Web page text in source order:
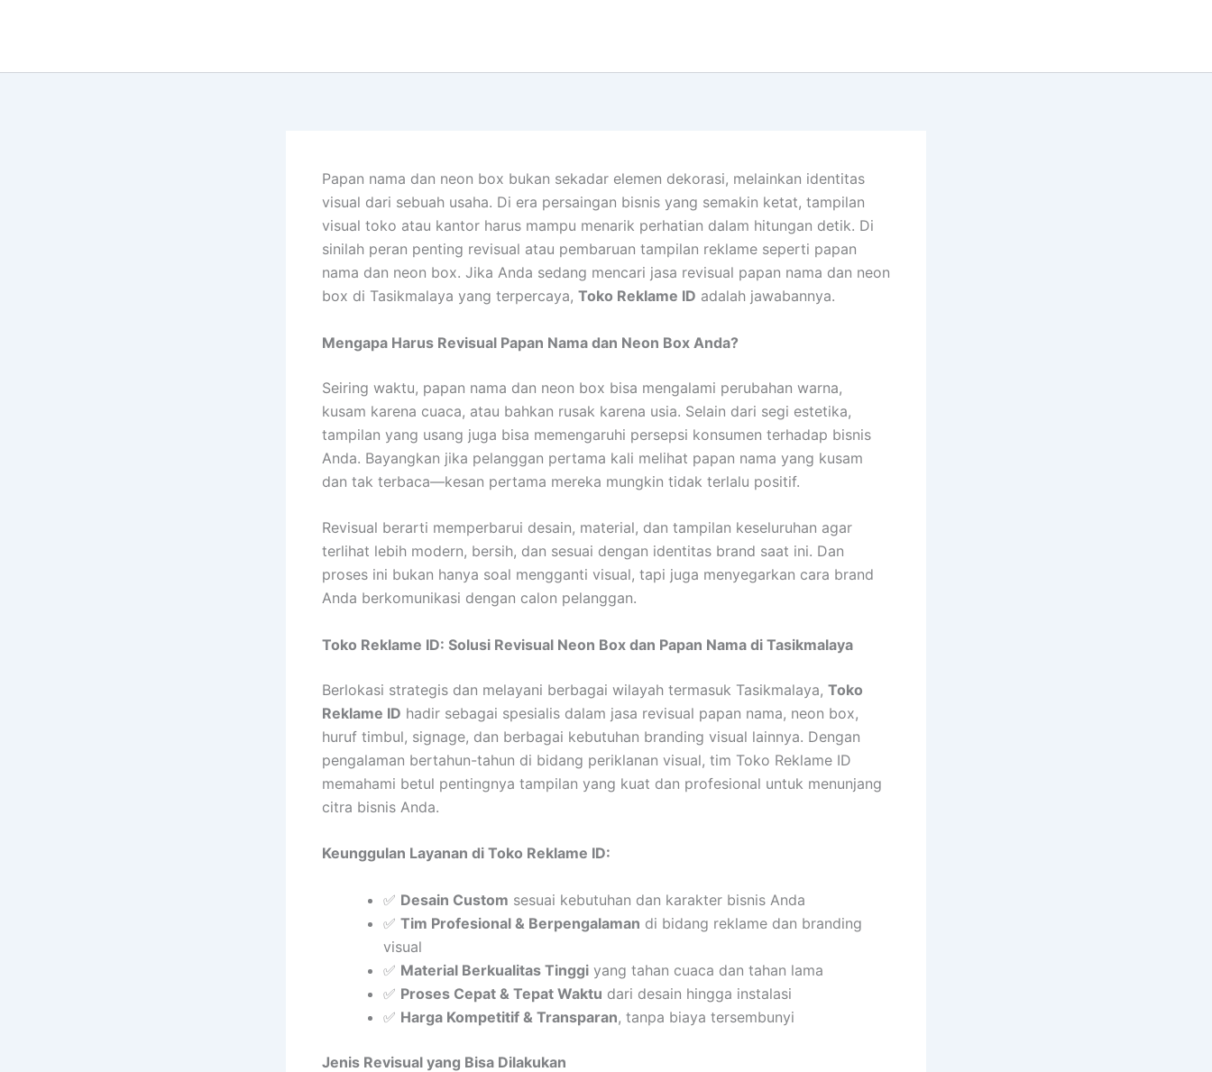
Papan nama dan neon box bukan sekadar elemen dekorasi, melainkan identitas
visual dari sebuah usaha. Di era persaingan bisnis yang semakin ketat, tampilan
visual toko atau kantor harus mampu menarik perhatian dalam hitungan detik. Di
sinilah peran penting revisual atau pembaruan tampilan reklame seperti papan
nama dan neon box. Jika Anda sedang mencari jasa revisual papan nama dan neon
box di Tasikmalaya yang terpercaya, Toko Reklame ID adalah jawabannya.
Mengapa Harus Revisual Papan Nama dan Neon Box Anda?
Seiring waktu, papan nama dan neon box bisa mengalami perubahan warna,
kusam karena cuaca, atau bahkan rusak karena usia. Selain dari segi estetika,
tampilan yang usang juga bisa memengaruhi persepsi konsumen terhadap bisnis
Anda. Bayangkan jika pelanggan pertama kali melihat papan nama yang kusam
dan tak terbaca—kesan pertama mereka mungkin tidak terlalu positif.
Revisual berarti memperbarui desain, material, dan tampilan keseluruhan agar
terlihat lebih modern, bersih, dan sesuai dengan identitas brand saat ini. Dan
proses ini bukan hanya soal mengganti visual, tapi juga menyegarkan cara brand
Anda berkomunikasi dengan calon pelanggan.
Toko Reklame ID: Solusi Revisual Neon Box dan Papan Nama di Tasikmalaya
Berlokasi strategis dan melayani berbagai wilayah termasuk Tasikmalaya, Toko
Reklame ID hadir sebagai spesialis dalam jasa revisual papan nama, neon box,
huruf timbul, signage, dan berbagai kebutuhan branding visual lainnya. Dengan
pengalaman bertahun-tahun di bidang periklanan visual, tim Toko Reklame ID
memahami betul pentingnya tampilan yang kuat dan profesional untuk menunjang
citra bisnis Anda.
Keunggulan Layanan di Toko Reklame ID:
✅ Desain Custom sesuai kebutuhan dan karakter bisnis Anda
✅ Tim Profesional & Berpengalaman di bidang reklame dan branding
visual
✅ Material Berkualitas Tinggi yang tahan cuaca dan tahan lama
✅ Proses Cepat & Tepat Waktu dari desain hingga instalasi
✅ Harga Kompetitif & Transparan, tanpa biaya tersembunyi
Jenis Revisual yang Bisa Dilakukan